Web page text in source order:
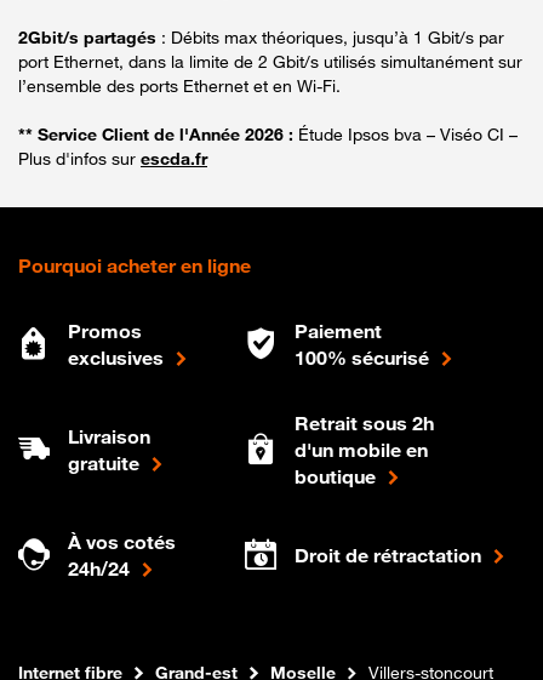
2Gbit/s partagés : Débits max théoriques, jusqu’à 1 Gbit/s par
port Ethernet, dans la limite de 2 Gbit/s utilisés simultanément sur
l’ensemble des ports Ethernet et en Wi-Fi.
** Service Client de l'Année 2026 : Étude Ipsos bva – Viséo CI –
Plus d'infos sur escda.fr
Pourquoi acheter en ligne
Promos
exclusives
Paiement
100% sécurisé
Livraison
gratuite
Retrait sous 2h
d'un mobile en
boutique
À vos cotés
24h/24
Droit de rétractation
Boutique Orange
Internet fibre Grand-est Moselle Villers-stoncourt